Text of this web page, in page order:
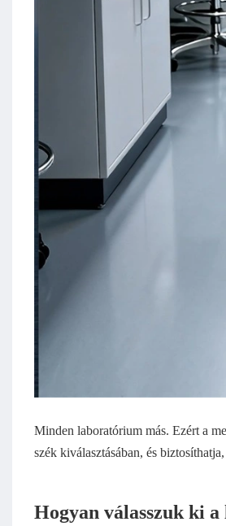
Minden laboratórium más. Ezért a
szék kiválasztásában, és
Hogyan válasszuk ki